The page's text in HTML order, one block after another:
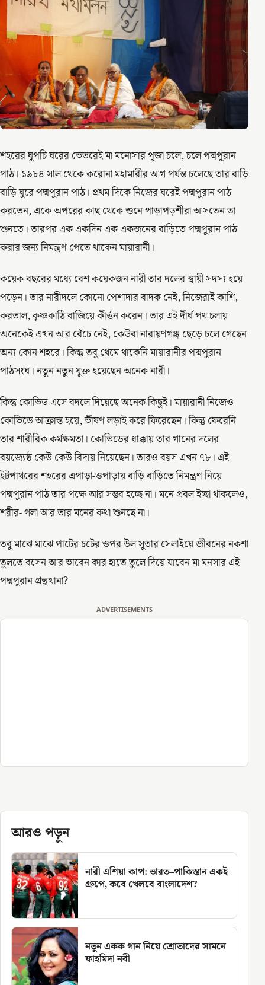
শহরের ঘুপচি ঘরের ভেতরেই মা মনোসার পূজা চলে, চলে পদ্মপুরান
পাঠ। ১৯৮৪ সাল থেকে করোনা মহামারীর আগ পর্যন্ত চলেছে তার বাড়ি
বাড়ি ঘুরে পদ্মপুরান পাঠ। প্রথম দিকে নিজের ঘরেই পদ্মপুরান পাঠ
করতেন, একে অপরের কাছ থেকে শুনে পাড়াপড়শীরা আসতেন তা
শুনতে। তারপর এক একদিন এক একজনের বাড়িতে পদ্মপুরান পাঠ
করার জন্য নিমন্ত্রণ পেতে থাকেন মায়ারানী।
কয়েক বছরের মধ্যে বেশ কয়েকজন নারী তার দলের স্থায়ী সদস্য হয়ে
পড়েন। তার নারীদলে কোনো পেশাদার বাদক নেই, নিজেরাই কাশি,
করতাল, কৃষ্ণকাঠি বাজিয়ে কীৰ্ত্তন করেন। তার এই দীর্ঘ পথ চলায়
অনেকেই এখন আর বেঁচে নেই, কেউবা নারায়ণগঞ্জ ছেড়ে চলে গেছেন
অন্য কোন শহরে। কিন্তু তবু থেমে থাকেনি মায়ারানীর পদ্মপুরান
পাঠসংঘ। নতুন নতুন যুক্ত হয়েছেন অনেক নারী।
কিন্তু কোভিড এসে বদলে দিয়েছে অনেক কিছুই। মায়ারানী নিজেও
কোভিডে আক্রান্ত হয়ে, ভীষণ লড়াই করে ফিরেছেন। কিন্তু ফেরেনি
তার শারীরিক কর্মক্ষমতা। কোভিডের ধাক্কায় তার গানের দলের
বয়জ্যেষ্ঠ কেউ কেউ বিদায় নিয়েছেন। তারও বয়স এখন ৭৮। এই
ইটপাথরের শহরের এপাড়া-ওপাড়ায় বাড়ি বাড়িতে নিমন্ত্রণ নিয়ে
পদ্মপুরান পাঠ তার পক্ষে আর সম্ভব হচ্ছে না। মনে প্রবল ইচ্ছা থাকলেও,
শরীর- গলা আর তার মনের কথা শুনছে না।
তবু মাঝে মাঝে পাটের চটের ওপর উল সুতার সেলাইয়ে জীবনের নকশা
তুলতে বসেন আর ভাবেন কার হাতে তুলে দিয়ে যাবেন মা মনসার এই
পদ্মপুরান গ্রন্থখানা?
ADVERTISEMENTS
আরও পড়ুন
নারী এশিয়া কাপ: ভারত–পাকিস্তান একই
গ্রুপে, কবে খেলবে বাংলাদেশ?
নতুন একক গান নিয়ে শ্রোতাদের সামনে
ফাহমিদা নবী